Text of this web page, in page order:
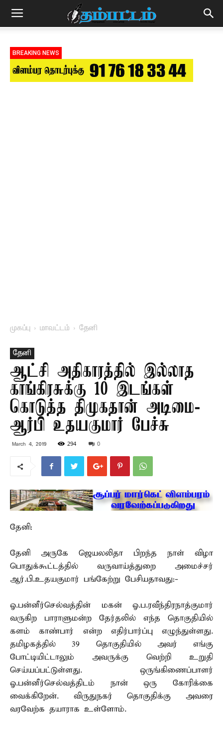
BREAKING NEWS
முகப்பு மாவட்டம் தேனி
தேனி
ஆட்சி அதிகாரத்தில் இல்லாத
காங்கிரசுக்கு 10 இடங்கள்
கொடுத்த திமுகதான் அடிமை-
ஆர்பி உதயகுமார் பேச்சு
March 4, 2019 294 0
தேனி:
தேனி அருகே ஜெயலலிதா பிறந்த நாள் விழா
பொதுக்கூட்டத்தில் வருவாய்த்துறை அமைச்சர்
ஆர்.பி.உதயகுமார் பங்கேற்று பேசியதாவது:-
ஓ.பன்னீர்செல்வத்தின் மகன் ஓ.ப.ரவீந்திரநாத்குமார்
வருகிற பாராளுமன்ற தேர்தலில் எந்த தொகுதியில்
களம் காண்பார் என்ற எதிர்பார்ப்பு எழுந்துள்ளது.
தமிழகத்தில் 39 தொகுதியில் அவர் எங்கு
போட்டியிட்டாலும் அவருக்கு வெற்றி உறுதி
செய்யப்பட்டுள்ளது. ஒருங்கிணைப்பாளர்
ஓ.பன்னீர்செல்வத்திடம் நான் ஒரு கோரிக்கை
வைக்கிறேன். விருதுநகர் தொகுதிக்கு அவரை
வரவேற்க தயாராக உள்ளோம்.